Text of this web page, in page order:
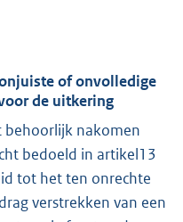
of onvolledige
de uitkering
nakomen
bedoeld in artikel13
tot het ten onrechte
verstrekken van een